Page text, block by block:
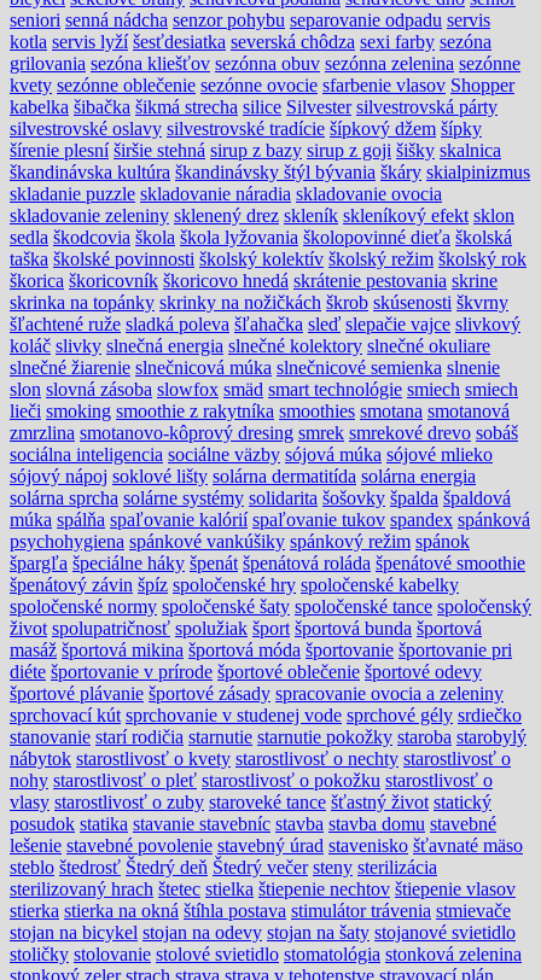
seniori senná nádcha senzor pohybu separovanie odpadu servis
kotla servis lyží šesťdesiatka severská chôdza sexi farby sezóna
grilovania sezóna kliešťov sezónna obuv sezónna zelenina sezónne
kvety sezónne oblečenie sezónne ovocie sfarbenie vlasov Shopper
kabelka šibačka šikmá strecha silice Silvester silvestrovská párty
silvestrovské oslavy silvestrovské tradície šípkový džem šípky
šírenie plesní širšie stehná sirup z bazy sirup z goji šišky skalnica
škandinávska kultúra škandinávsky štýl bývania škáry skialpinizmus
skladanie puzzle skladovanie náradia skladovanie ovocia
skladovanie zeleniny sklenený drez skleník skleníkový efekt sklon
sedla škodcovia škola škola lyžovania školopovinné dieťa školská
taška školské povinnosti školský kolektív školský režim školský rok
škorica škoricovník škoricovo hnedá skrátenie pestovania skrine
skrinka na topánky skrinky na nožičkách škrob skúsenosti škvrny
šľachtené ruže sladká poleva šľahačka sleď slepačie vajce slivkový
koláč slivky slnečná energia slnečné kolektory slnečné okuliare
slnečné žiarenie slnečnicová múka slnečnicové semienka slnenie
slon slovná zásoba slowfox smäd smart technológie smiech smiech
lieči smoking smoothie z rakytníka smoothies smotana smotanová
zmrzlina smotanovo-kôprový dresing smrek smrekové drevo sobáš
sociálna inteligencia sociálne väzby sójová múka sójové mlieko
sójový nápoj soklové lišty solárna dermatitída solárna energia
solárna sprcha solárne systémy solidarita šošovky špalda špaldová
múka spálňa spaľovanie kalórií spaľovanie tukov spandex spánková
psychohygiena spánkové vankúšiky spánkový režim spánok
špargľa špeciálne háky špenát špenátová roláda špenátové smoothie
špenátový závin špíz spoločenské hry spoločenské kabelky
spoločenské normy spoločenské šaty spoločenské tance spoločenský
život spolupatričnosť spolužiak šport športová bunda športová
masáž športová mikina športová móda športovanie športovanie pri
diéte športovanie v prírode športové oblečenie športové odevy
športové plávanie športové zásady spracovanie ovocia a zeleniny
sprchovací kút sprchovanie v studenej vode sprchové gély srdiečko
stanovanie starí rodičia starnutie starnutie pokožky staroba starobylý
nábytok starostlivosť o kvety starostlivosť o nechty starostlivosť o
nohy starostlivosť o pleť starostlivosť o pokožku starostlivosť o
vlasy starostlivosť o zuby staroveké tance šťastný život statický
posudok statika stavanie stavebníc stavba stavba domu stavebné
lešenie stavebné povolenie stavebný úrad stavenisko šťavnaté mäso
steblo štedrosť Štedrý deň Štedrý večer steny sterilizácia
sterilizovaný hrach štetec stielka štiepenie nechtov štiepenie vlasov
stierka stierka na okná štíhla postava stimulátor trávenia stmievače
stojan na bicykel stojan na odevy stojan na šaty stojanové svietidlo
stoličky stolovanie stolové svietidlo stomatológia stonková zelenina
stonkový zeler strach strava strava v tehotenstve stravovací plán